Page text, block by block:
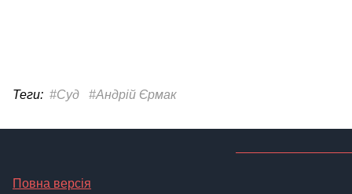
Теги: #Суд #Андрій Єрмак
Повна версія